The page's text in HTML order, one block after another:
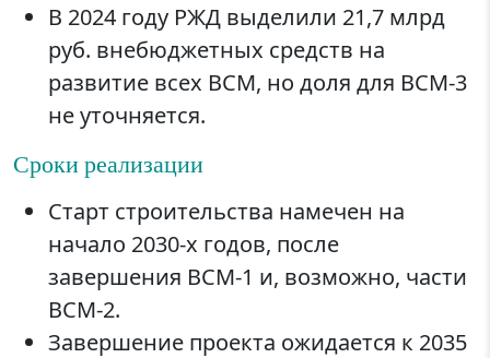
В 2024 году РЖД выделили 21,7 млрд
руб. внебюджетных средств на
развитие всех ВСМ, но доля для ВСМ-3
не уточняется.
Сроки реализации
Старт строительства намечен на
начало 2030-х годов, после
завершения ВСМ-1 и, возможно, части
ВСМ-2.
Завершение проекта ожидается к 2035